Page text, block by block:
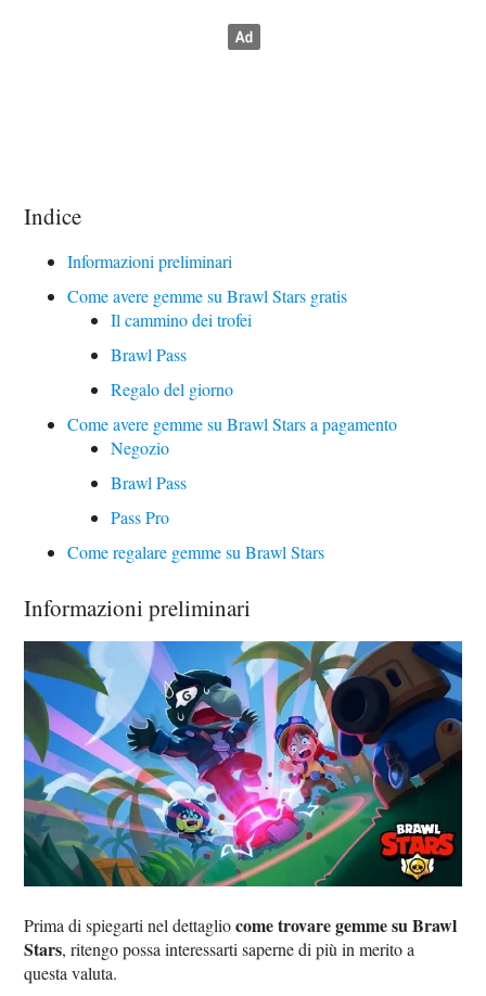
Indice
Informazioni preliminari
Come avere gemme su Brawl Stars gratis
Il cammino dei trofei
Brawl Pass
Regalo del giorno
Come avere gemme su Brawl Stars a pagamento
Negozio
Brawl Pass
Pass Pro
Come regalare gemme su Brawl Stars
Informazioni preliminari
Prima di spiegarti nel dettagliocome trovare gemme su Brawl
Stars, ritengo possa interessarti saperne di più in merito a
questa valuta.